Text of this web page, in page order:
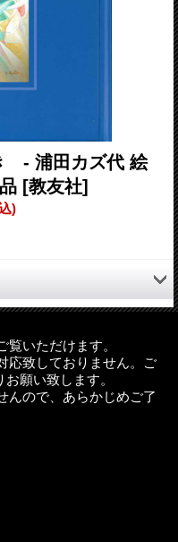
- 浦田カズ代 絵
[教友社]
)
会員。
界
高覧くださいませ。
いただけます。
応致しておりません。ご
願い致します。
んので、あらかじめご了